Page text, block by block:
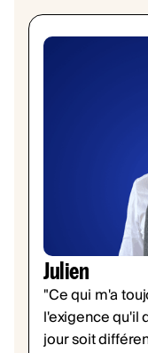
Julien
"Ce qui m'a
l'exigence qu'il
jour soit